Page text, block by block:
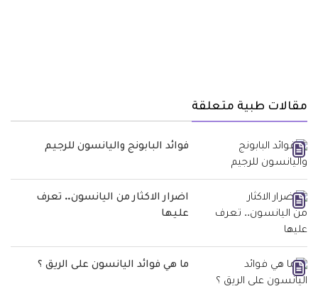
مقالات طبية متعلقة
فوائد البابونج واليانسون للرجيم
اضرار الاكثار من اليانسون.. تعرف
عليها
ما هي فوائد اليانسون على الريق ؟